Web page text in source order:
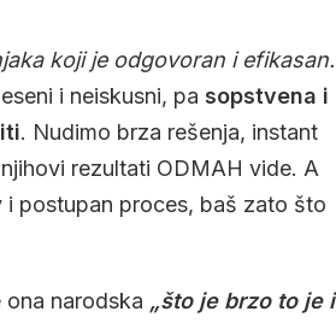
koji je odgovoran i efikasan.
i neiskusni, pa sopstvena i
. Nudimo brza rešenja, instant
rezultati ODMAH vide. A
i postupan proces, baš zato što
narodska „što je brzo to je i